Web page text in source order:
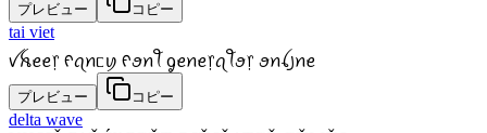
プレビュー コピー
tai viet
ꪜꫝꫀꫀ᥅ ᠻꪖꪀᥴꪗ ᠻꪮꪀꪻ ᧁꫀꪀꫀ᥅ꪖꪻꪮ᥅ ꪮꪀꪶ꠸ꪀꫀ
プレビュー コピー
delta wave